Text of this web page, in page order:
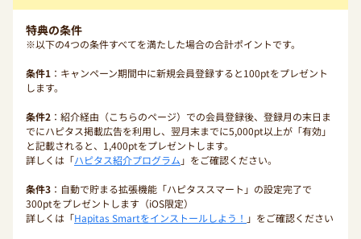
特典の条件
※以下の4つの条件すべてを満たした場合の合計ポイントです。
条件1 ：キャンペーン期間中に新規会員登録すると100ptをプレゼント
します。
条件2 ：紹介経由（こちらのページ）での会員登録後、登録月の末日ま
でにハピタス掲載広告を利用し、翌月末までに5,000pt以上が「有効」
と記載されると、1,400ptをプレゼントします。
詳しくは「ハピタス紹介プログラム 」をご確認ください。
条件3 ：自動で貯まる拡張機能「ハピタススマート」の設定完了で
300ptをプレゼントします（iOS限定）
詳しくは「Hapitas Smartをインストールしよう！ 」をご確認ください